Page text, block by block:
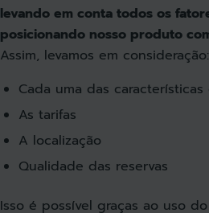
levando em conta todos os
posicionando nosso produto
Assim, levamos em consideração:
Cada uma das
As tarifas
A localização
Qualidade das reservas
Isso é possível graças ao uso